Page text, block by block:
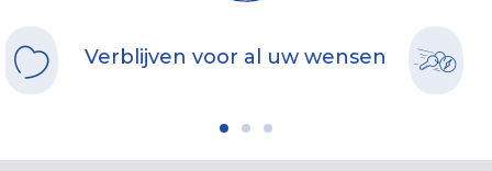
Verblijven voor al uw wensen